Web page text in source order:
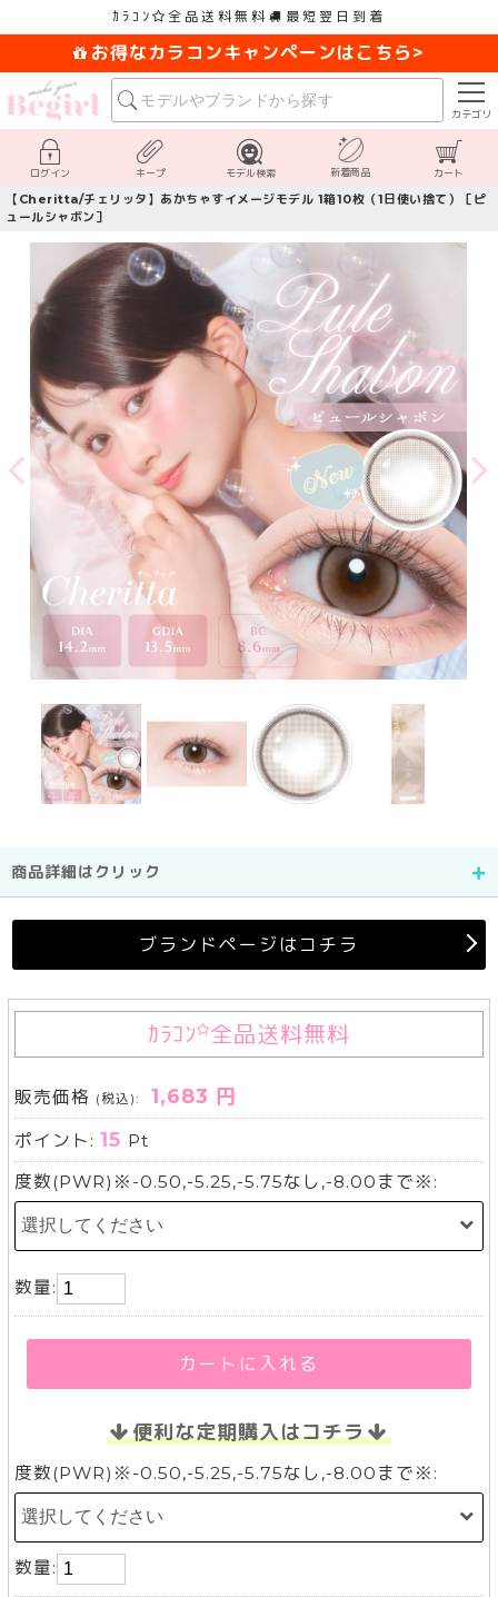
ｶﾗｺﾝ 全品送料無料 最短翌日到着
お得なカラコンキャンペーンはこちら>
カテゴリ
ログイン キープ モデル検索 新着商品 カート
【Cheritta/チェリッタ】あかちゃすイメージモデル 1箱10枚（1日使い捨て）［ピ
ュールシャボン］
商品詳細はクリック
ブランドページはコチラ
ｶﾗｺﾝ 全品送料無料
販売価格 (税込): 1,683 円
ポイント:15 Pt
度数(PWR)※-0.50,-5.25,-5.75なし,-8.00まで※:
数量:
カートに入れる
便利な定期購入はコチラ
度数(PWR)※-0.50,-5.25,-5.75なし,-8.00まで※:
数量: